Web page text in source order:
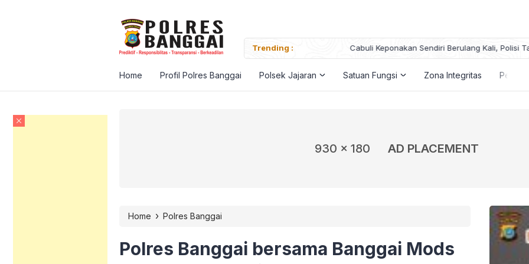
Trending :
Pantau Vaksinasi Massal Target Satu Juta Cabuli Keponakan Sendiri Berulang Kali, Polisi Tangkap
Home Profil Polres Banggai Polsek Jajaran Satuan Fungsi Zona Integritas
930 x 180 AD PLACEMENT
Home › Polres Banggai
Polres Banggai bersama Banggai Mods